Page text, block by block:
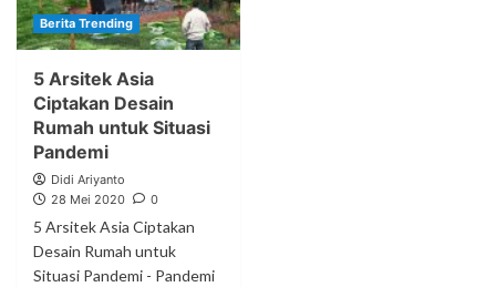
Berita Trending
5 Arsitek Asia
Ciptakan Desain
Rumah untuk Situasi
Pandemi
Didi Ariyanto
28 Mei 2020
0
5 Arsitek Asia Ciptakan
Desain Rumah untuk
Situasi Pandemi - Pandemi